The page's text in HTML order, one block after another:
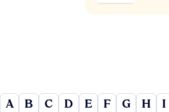
A B C D E F G H I